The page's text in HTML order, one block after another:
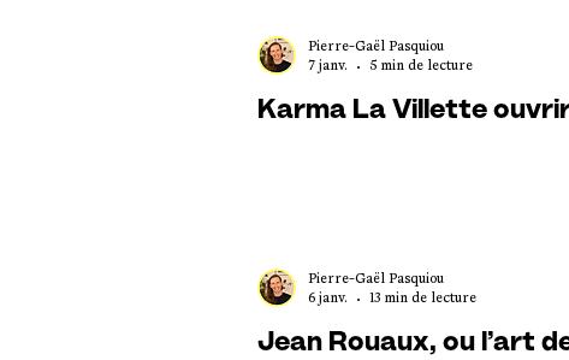
Karma La Villette
Pierre-Gaël Pasquiou
7 janv.
5 min de lecture
Jean Rouaux, ou l’art
Pierre-Gaël Pasquiou
6 janv.
13 min de lecture